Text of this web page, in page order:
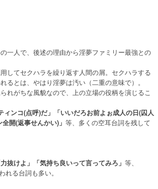
一人で、後述の理由から淫夢ファミリー最強との
してセクハラを繰り返す人間の屑。セクハラする
るとは、やはり淫夢は汚い（二重の意味で）。
れがちな風貌なので、上の立場の役柄を演じるこ
ィンコ(点呼)だ」「いいだろお前よぉ成人の日(囚人
開(返事せんかい)」 等、多くの空耳台詞を残して
抜けよ」「気持ち良いって言ってみろ」 等、
れる台詞も多い。